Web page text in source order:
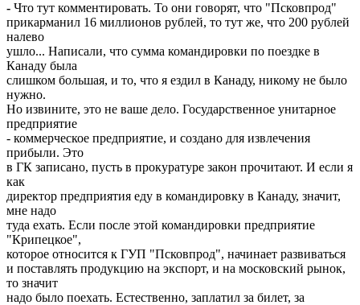
- Что тут комментировать. То они говорят, что "Псковпрод"
прикарманил 16 миллионов рублей, то тут же, что 200 рублей
налево
ушло... Написали, что сумма командировки по поездке в
Канаду была
слишком большая, и то, что я ездил в Канаду, никому не было
нужно.
Но извините, это не ваше дело. Государственное унитарное
предприятие
- коммерческое предприятие, и создано для извлечения
прибыли. Это
в ГК записано, пусть в прокуратуре закон прочитают. И если я
как
директор предприятия еду в командировку в Канаду, значит,
мне надо
туда ехать. Если после этой командировки предприятие
"Крипецкое",
которое относится к ГУП "Псковпрод", начинает развиваться
и поставлять продукцию на экспорт, и на московский рынок,
то значит
надо было поехать. Естественно, заплатил за билет, за